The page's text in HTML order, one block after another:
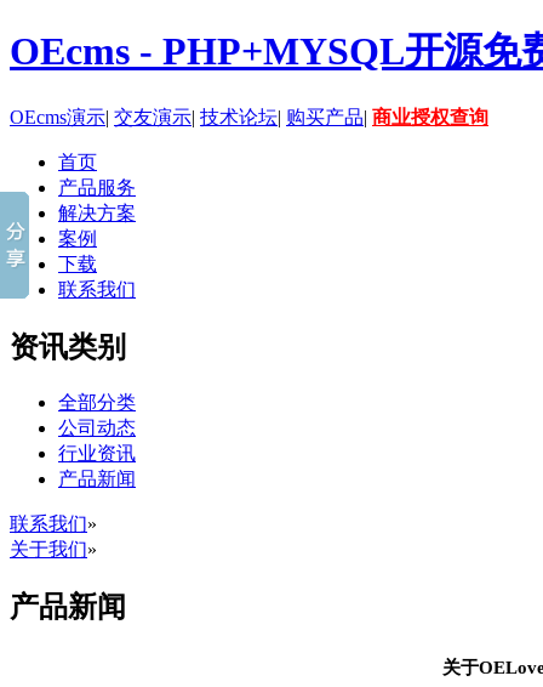
OEcms - PHP+MYSQL开源免
OEcms演示| 交友演示| 技术论坛| 购买产品| 商业授权查询
首页
产品服务
解决方案
案例
下载
联系我们
资讯类别
全部分类
公司动态
行业资讯
产品新闻
联系我们»
关于我们»
产品新闻
关于